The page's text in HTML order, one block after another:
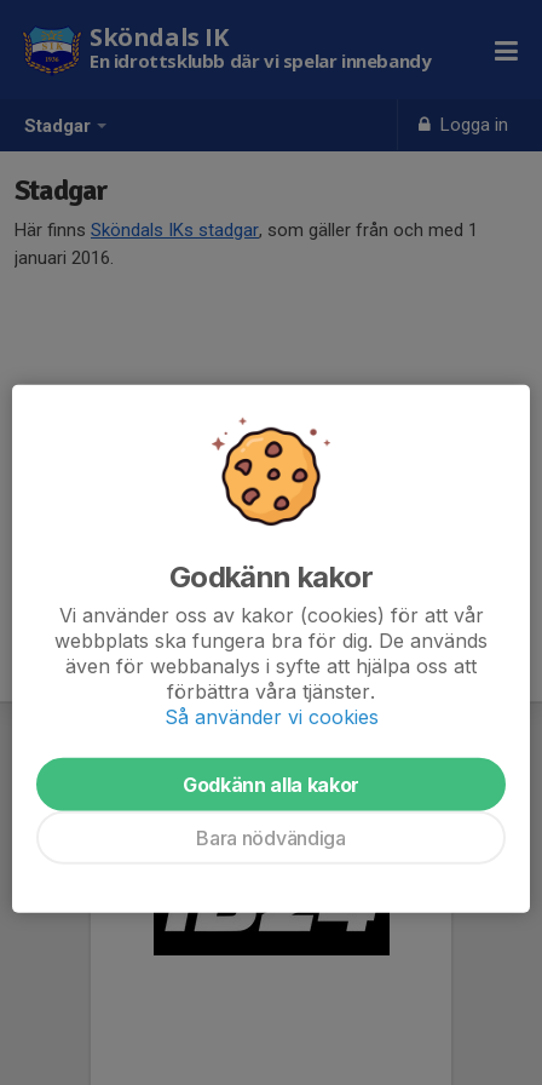
Stadgar Logga in
Sköndals IK
En idrottsklubb där vi spelar innebandy
Stadgar
Här finns Sköndals IKs stadgar, som gäller från och med 1
januari 2016.
Godkänn kakor
Vi använder oss av kakor (cookies) för att vår
webbplats ska fungera bra för dig. De används
även för webbanalys i syfte att hjälpa oss att
förbättra våra tjänster.
Så använder vi cookies
Godkänn alla kakor
Bara nödvändiga